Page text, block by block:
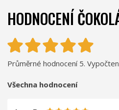
HODNOCENÍ
Průměrné hodnocení 5.
Všechna hodnocení